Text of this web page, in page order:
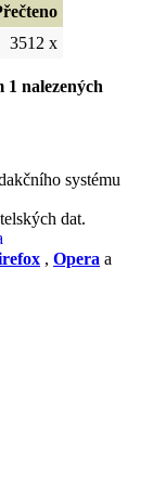
3512 x
nalezených
systému
dat.
, Opera a